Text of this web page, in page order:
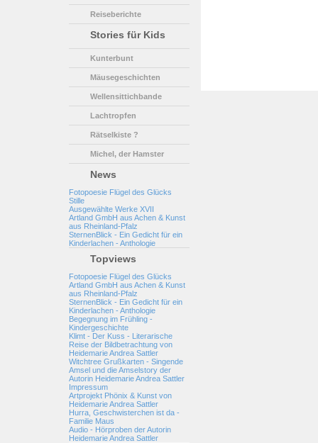
Reiseberichte
Stories für Kids
Kunterbunt
Mäusegeschichten
Wellensittichbande
Lachtropfen
Rätselkiste ?
Michel, der Hamster
News
Fotopoesie Flügel des Glücks
Stille
Ausgewählte Werke XVII
Artland GmbH aus Achen & Kunst
aus Rheinland-Pfalz
SternenBlick - Ein Gedicht für ein
Kinderlachen - Anthologie
Topviews
Fotopoesie Flügel des Glücks
Artland GmbH aus Achen & Kunst
aus Rheinland-Pfalz
SternenBlick - Ein Gedicht für ein
Kinderlachen - Anthologie
Begegnung im Frühling -
Kindergeschichte
Klimt - Der Kuss - Literarische
Reise der Bildbetrachtung von
Heidemarie Andrea Sattler
Witchtree Grußkarten - Singende
Amsel und die Amselstory der
Autorin Heidemarie Andrea Sattler
Impressum
Artprojekt Phönix & Kunst von
Heidemarie Andrea Sattler
Hurra, Geschwisterchen ist da -
Familie Maus
Audio - Hörproben der Autorin
Heidemarie Andrea Sattler